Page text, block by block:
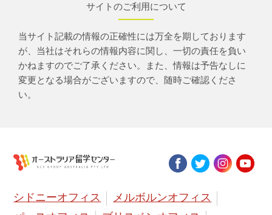
サイトのご利用について
当サイト記載の情報の正確性には万全を期しております
が、当社はそれらの情報内容に関し、一切の責任を負い
かねますのでご了承ください。また、情報は予告なしに
変更となる場合がございますので、随時ご確認くださ
い。
シドニーオフィス
メルボルンオフィス